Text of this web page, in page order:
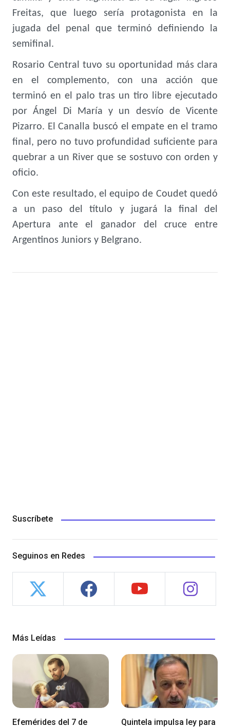
Freitas, que luego sería protagonista en la
jugada del penal que terminó definiendo la
semifinal.
Rosario Central tuvo su oportunidad más clara
en el complemento, con una acción que
terminó en el palo tras un tiro libre ejecutado
por Ángel Di María y un desvío de Vicente
Pizarro. El Canalla buscó el empate en el tramo
final, pero no tuvo profundidad suficiente para
quebrar a un River que se sostuvo con orden y
oficio.
Con este resultado, el equipo de Coudet quedó
a un paso del título y jugará la final del
Apertura ante el ganador del cruce entre
Argentinos Juniors y Belgrano.
Suscríbete
Seguinos en Redes
Más Leídas
Efemérides del 7 de
Quintela impulsa ley para